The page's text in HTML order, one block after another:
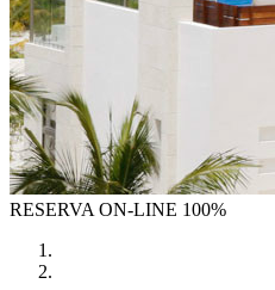
RESERVA ON-LINE 100%